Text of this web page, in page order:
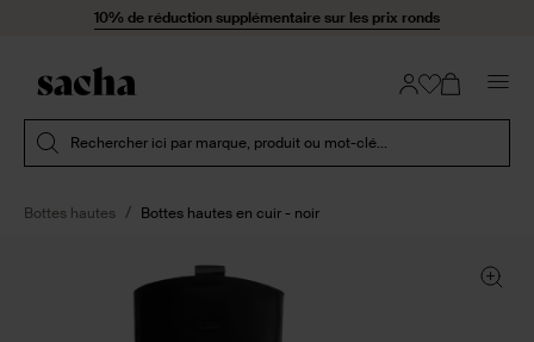
Passer au contenu10% de réduction supplémentaire sur les prix ronds
Rechercher ici par marque, produit ou mot-clé...
Bottes hautes Bottes hautes en cuir - noir